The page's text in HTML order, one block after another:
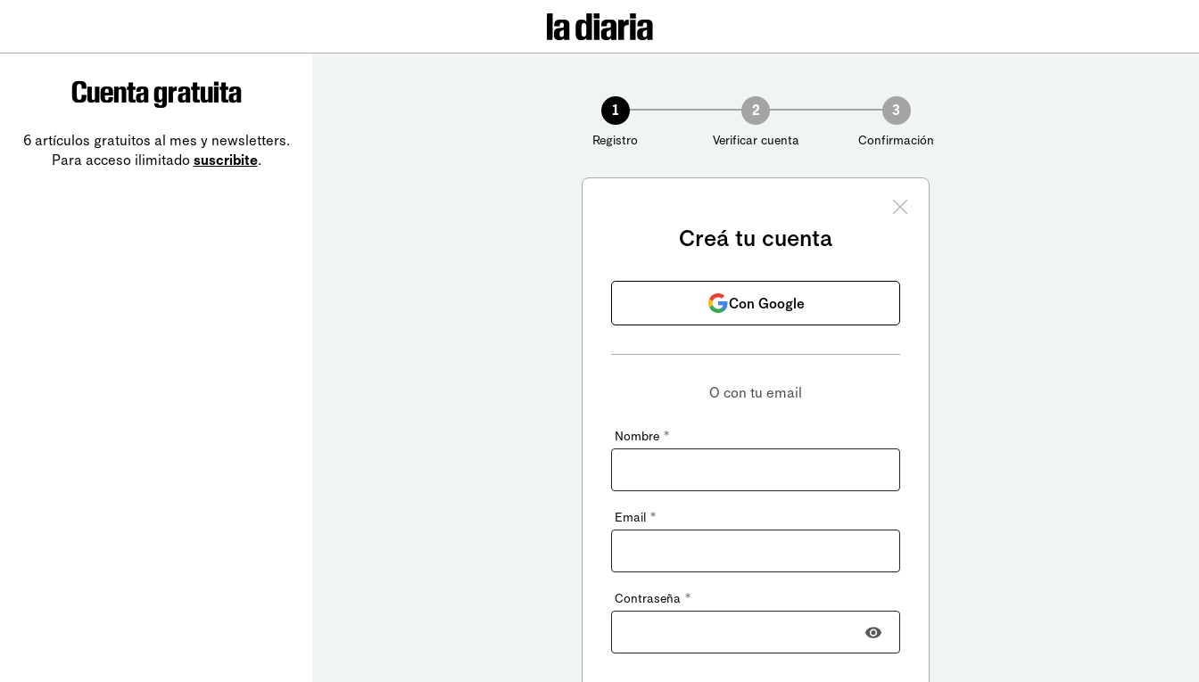
Cuenta gratuita
6 artículos gratuitos al mes y newsletters.
Para acceso ilimitado suscribite.
1
Registro
2
Verificar cuenta
3
Confirmación
Creá tu cuenta
Con Google
O con tu email
Nombre *
Email *
Contraseña *